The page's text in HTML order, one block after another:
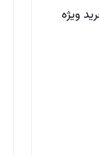
ویژه